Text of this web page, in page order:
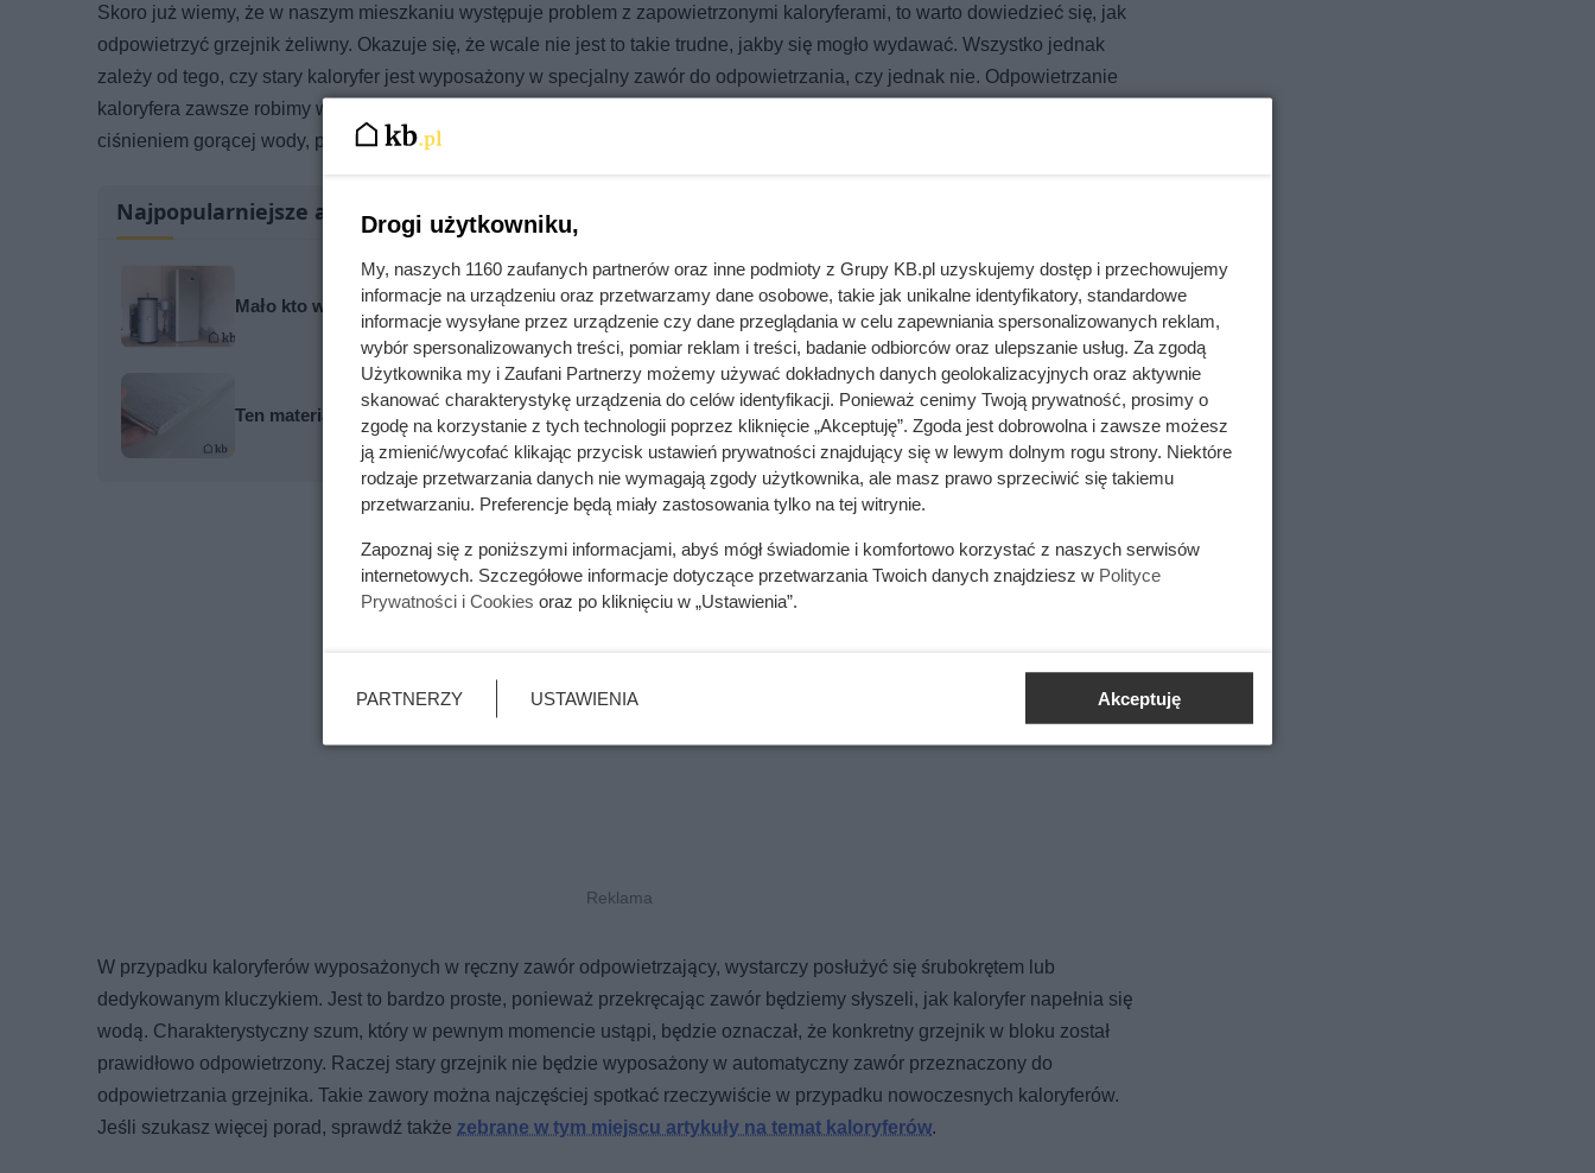
Skoro już wiemy, że w naszym mieszkaniu występuje problem z zapowietrzonymi kaloryferami, to warto dowiedzieć się, jak
odpowietrzyć grzejnik żeliwny. Okazuje się, że wcale nie jest to takie trudne, jakby się mogło wydawać. Wszystko jednak
zależy od tego, czy stary kaloryfer jest wyposażony w specjalny zawór do odpowietrzania, czy jednak nie. Odpowietrzanie
kaloryfera zawsze robimy w momencie, kiedy mamy wystudzony grzejnik. Powodem tego może być usunięcie pod
ciśnieniem gorącej wody, przez co rośnie ryzyko oparzenia.
Najpopularniejsze artykuły
Mało kto wie, co dzieje się 2 metry pod ziemią. To właśnie tam pompa ciepła znajduje darmową energię
Ten materiał bije styropian na głowę. Wystarczy 2 cm zamiast 17 cm
W przypadku kaloryferów wyposażonych w ręczny zawór odpowietrzający, wystarczy posłużyć się śrubokrętem lub
dedykowanym kluczykiem. Jest to bardzo proste, ponieważ przekręcając zawór będziemy słyszeli, jak kaloryfer napełnia się
wodą. Charakterystyczny szum, który w pewnym momencie ustąpi, będzie oznaczał, że konkretny grzejnik w bloku został
prawidłowo odpowietrzony. Raczej stary grzejnik nie będzie wyposażony w automatyczny zawór przeznaczony do
odpowietrzania grzejnika. Takie zawory można najczęściej spotkać rzeczywiście w przypadku nowoczesnych kaloryferów.
Jeśli szukasz więcej porad, sprawdź także zebrane w tym miejscu artykuły na temat kaloryferów.
Drogi użytkowniku,
My, naszych 1160 zaufanych partnerów oraz inne podmioty z Grupy KB.pl uzyskujemy dostęp i przechowujemy
informacje na urządzeniu oraz przetwarzamy dane osobowe, takie jak unikalne identyfikatory, standardowe
informacje wysyłane przez urządzenie czy dane przeglądania w celu zapewniania spersonalizowanych reklam,
wybór spersonalizowanych treści, pomiar reklam i treści, badanie odbiorców oraz ulepszanie usług. Za zgodą
Użytkownika my i Zaufani Partnerzy możemy używać dokładnych danych geolokalizacyjnych oraz aktywnie
skanować charakterystykę urządzenia do celów identyfikacji. Ponieważ cenimy Twoją prywatność, prosimy o
zgodę na korzystanie z tych technologii poprzez kliknięcie „Akceptuję”. Zgoda jest dobrowolna i zawsze możesz
ją zmienić/wycofać klikając przycisk ustawień prywatności znajdujący się w lewym dolnym rogu strony. Niektóre
rodzaje przetwarzania danych nie wymagają zgody użytkownika, ale masz prawo sprzeciwić się takiemu
przetwarzaniu. Preferencje będą miały zastosowania tylko na tej witrynie.
Zapoznaj się z poniższymi informacjami, abyś mógł świadomie i komfortowo korzystać z naszych serwisów
internetowych. Szczegółowe informacje dotyczące przetwarzania Twoich danych znajdziesz w Polityce
Prywatności i Cookies oraz po kliknięciu w „Ustawienia”.
PARTNERZY USTAWIENIA Akceptuję